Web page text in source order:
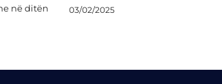
në ditën
03/02/2025